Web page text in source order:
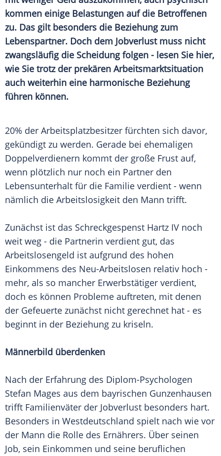
kommen einige Belastungen auf die Betroffenen
zu. Das gilt besonders die Beziehung zum
Lebenspartner. Doch dem Jobverlust muss nicht
zwangsläufig die Scheidung folgen - lesen Sie hier,
wie Sie trotz der prekären Arbeitsmarktsituation
auch weiterhin eine harmonische Beziehung
führen können.
20% der Arbeitsplatzbesitzer fürchten sich davor,
gekündigt zu werden. Gerade bei ehemaligen
Doppelverdienern kommt der große Frust auf,
wenn plötzlich nur noch ein Partner den
Lebensunterhalt für die Familie verdient - wenn
nämlich die Arbeitslosigkeit den Mann trifft.
Zunächst ist das Schreckgespenst Hartz IV noch
weit weg - die Partnerin verdient gut, das
Arbeitslosengeld ist aufgrund des hohen
Einkommens des Neu-Arbeitslosen relativ hoch -
mehr, als so mancher Erwerbstätiger verdient,
doch es können Probleme auftreten, mit denen
der Gefeuerte zunächst nicht gerechnet hat - es
beginnt in der Beziehung zu kriseln.
Männerbild überdenken
Nach der Erfahrung des Diplom-Psychologen
Stefan Mages aus dem bayrischen Gunzenhausen
trifft Familienväter der Jobverlust besonders hart.
Besonders in Westdeutschland spielt nach wie vor
der Mann die Rolle des Ernährers. Über seinen
Job, sein Einkommen und seine beruflichen